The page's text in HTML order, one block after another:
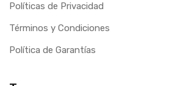
Políticas de Privacidad
Términos y Condiciones
Política de Garantías